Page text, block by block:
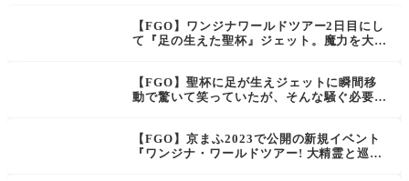
【FGO】ワンジナワールドツアー2日目にし
て『足の生えた聖杯』ジェット。魔力を大量
【FGO】聖杯に足が生えジェットに瞬間移
動で驚いて笑っていたが、そんな騒ぐ必要は
【FGO】京まふ2023で公開の新規イベント
『ワンジナ・ワールドツアー! 大精霊と巡る